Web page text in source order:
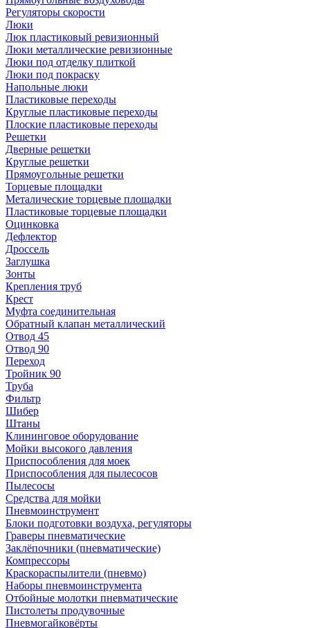
Регуляторы скорости
Люки
Люк пластиковый ревизионный
Люки металлические ревизионные
Люки под отделку плиткой
Люки под покраску
Напольные люки
Пластиковые переходы
Круглые пластиковые переходы
Плоские пластиковые переходы
Решетки
Дверные решетки
Круглые решетки
Прямоугольные решетки
Торцевые площадки
Металические торцевые площадки
Пластиковые торцевые площадки
Оцинковка
Дефлектор
Дроссель
Заглушка
Зонты
Крепления труб
Крест
Муфта соединительная
Обратный клапан металлический
Отвод 45
Отвод 90
Переход
Тройник 90
Труба
Фильтр
Шибер
Штаны
Клининговое оборудование
Мойки высокого давления
Приспособления для моек
Приспособления для пылесосов
Пылесосы
Средства для мойки
Пневмоинструмент
Блоки подготовки воздуха, регуляторы
Граверы пневматические
Заклёпочники (пневматические)
Компрессоры
Краскораспылители (пневмо)
Наборы пневмоинструмента
Отбойные молотки пневматические
Пистолеты продувочные
Пневмогайковёрты